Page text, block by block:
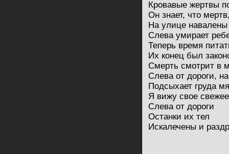
Кровавые жертвы
Он знает, что
Hа улице
Слева умирает
Теперь время
Их конец был
Смерть смотрит в
Слева от дороги,
Подсыхает груда
Я вижу свое
Слева от дороги
Останки их тел
Искалечены и